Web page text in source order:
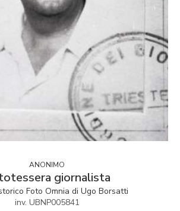
ANONIMO
giornalista
Foto Omnia di Ugo Borsatti
inv. UBNP005841